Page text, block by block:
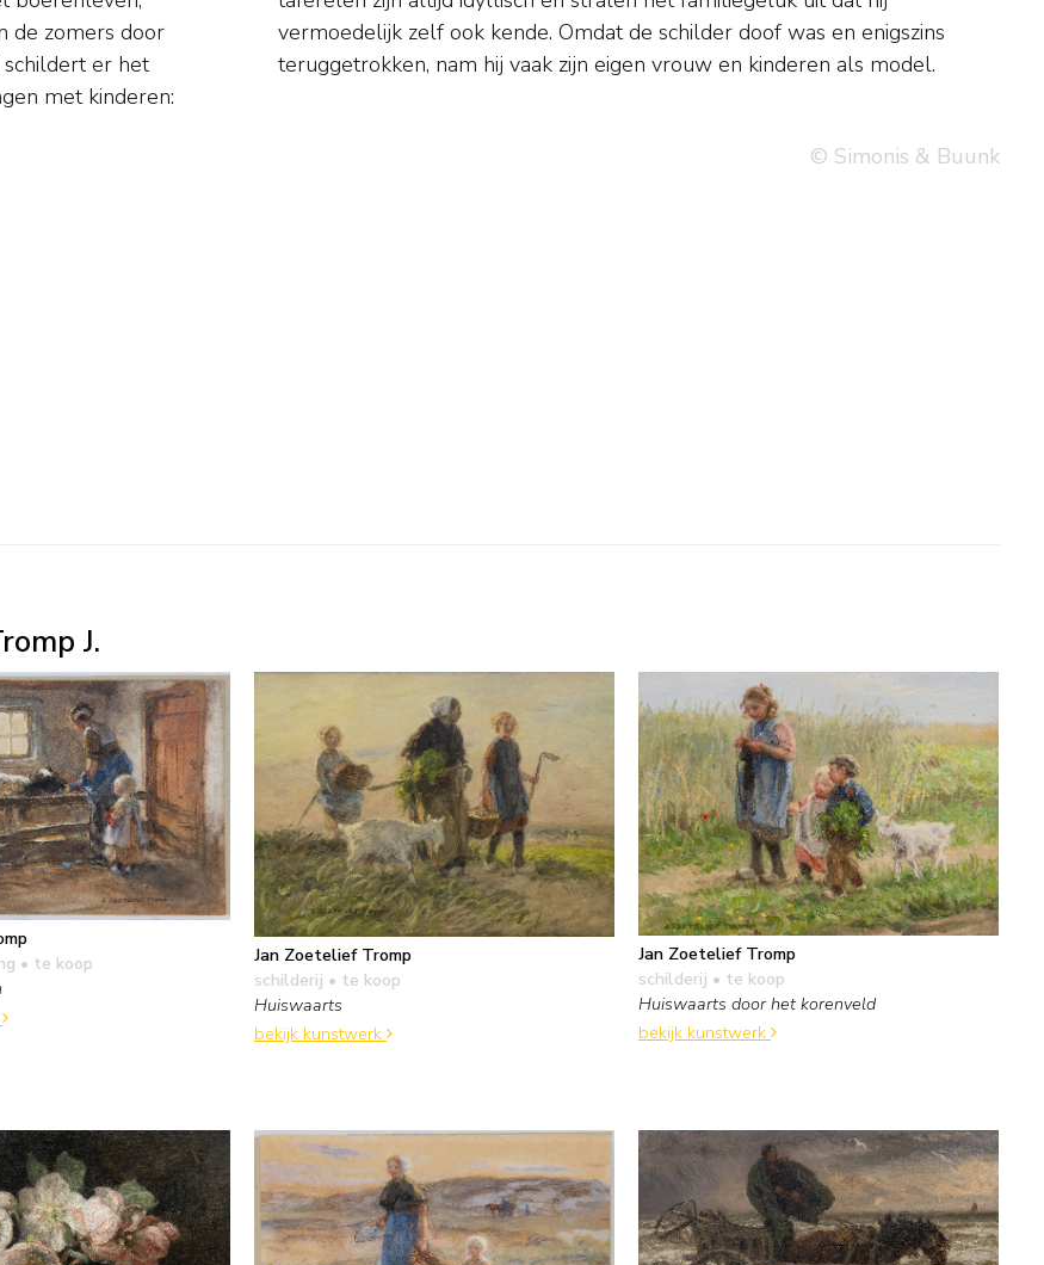
de zomers door
er het
met kinderen:
en enigszins
teruggetrokken, nam hij vaak zijn eigen vrouw en kinderen als model.
© Simonis & Buunk
J.
• te koop
Jan Zoetelief Tromp
schilderij • te koop
Huiswaarts
bekijk kunstwerk
Jan Zoetelief Tromp
schilderij • te koop
Huiswaarts door het korenveld
bekijk kunstwerk